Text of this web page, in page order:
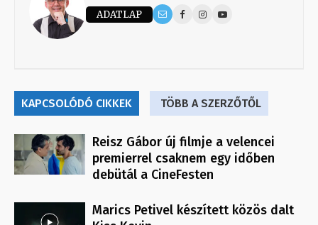
ADATLAP
KAPCSOLÓDÓ CIKKEK TÖBB A SZERZŐTŐL
Reisz Gábor új filmje a velencei
premierrel csaknem egy időben
debütál a CineFesten
Marics Petivel készített közös dalt